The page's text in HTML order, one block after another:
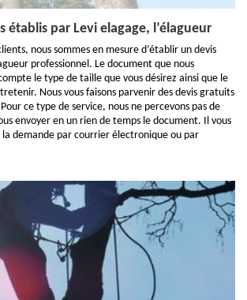
établis par Levi elagage, l’élagueur
nous sommes en mesure d’établir un devis
professionnel. Le document que nous
le type de taille que vous désirez ainsi que le
Nous vous faisons parvenir des devis gratuits
ce type de service, nous ne percevons pas de
envoyer en un rien de temps le document. Il vous
demande par courrier électronique ou par